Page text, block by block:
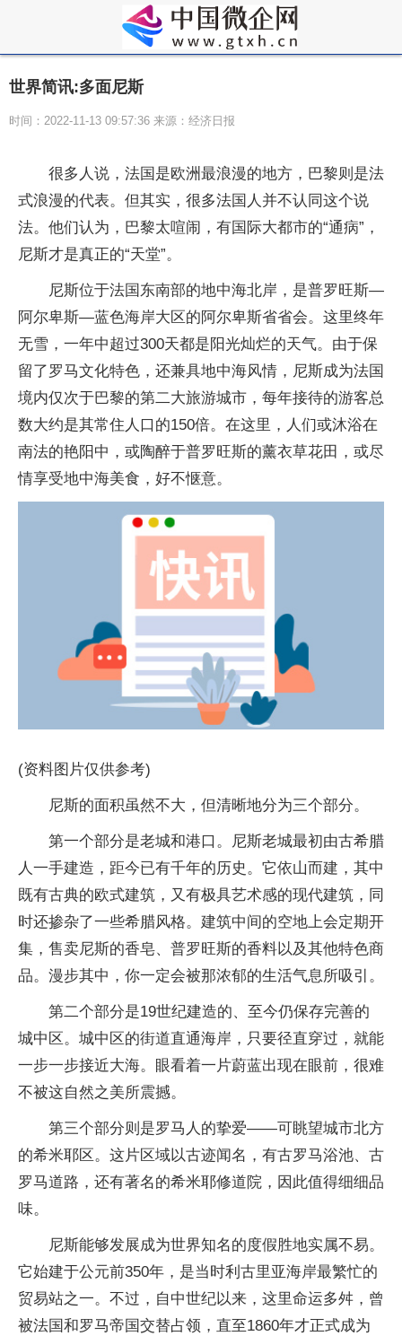
世界简讯:多面尼斯
时间：2022-11-13 09:57:36 来源：经济日报
很多人说，法国是欧洲最浪漫的地方，巴黎则是法
式浪漫的代表。但其实，很多法国人并不认同这个说
法。他们认为，巴黎太喧闹，有国际大都市的“通病”，
尼斯才是真正的“天堂”。
尼斯位于法国东南部的地中海北岸，是普罗旺斯—
阿尔卑斯—蓝色海岸大区的阿尔卑斯省省会。这里终年
无雪，一年中超过300天都是阳光灿烂的天气。由于保
留了罗马文化特色，还兼具地中海风情，尼斯成为法国
境内仅次于巴黎的第二大旅游城市，每年接待的游客总
数大约是其常住人口的150倍。在这里，人们或沐浴在
南法的艳阳中，或陶醉于普罗旺斯的薰衣草花田，或尽
情享受地中海美食，好不惬意。
(资料图片仅供参考)
尼斯的面积虽然不大，但清晰地分为三个部分。
第一个部分是老城和港口。尼斯老城最初由古希腊
人一手建造，距今已有千年的历史。它依山而建，其中
既有古典的欧式建筑，又有极具艺术感的现代建筑，同
时还掺杂了一些希腊风格。建筑中间的空地上会定期开
集，售卖尼斯的香皂、普罗旺斯的香料以及其他特色商
品。漫步其中，你一定会被那浓郁的生活气息所吸引。
第二个部分是19世纪建造的、至今仍保存完善的
城中区。城中区的街道直通海岸，只要径直穿过，就能
一步一步接近大海。眼看着一片蔚蓝出现在眼前，很难
不被这自然之美所震撼。
第三个部分则是罗马人的挚爱——可眺望城市北方
的希米耶区。这片区域以古迹闻名，有古罗马浴池、古
罗马道路，还有著名的希米耶修道院，因此值得细细品
味。
尼斯能够发展成为世界知名的度假胜地实属不易。
它始建于公元前350年，是当时利古里亚海岸最繁忙的
贸易站之一。不过，自中世纪以来，这里命运多舛，曾
被法国和罗马帝国交替占领，直至1860年才正式成为